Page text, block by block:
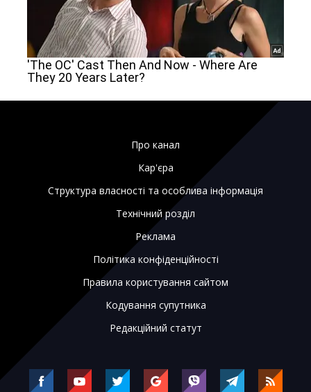
Про канал
Кар'єра
Структура власності та особлива інформація
Технічний розділ
Реклама
Політика конфіденційності
Правила користування сайтом
Кодування супутника
Редакційний статут